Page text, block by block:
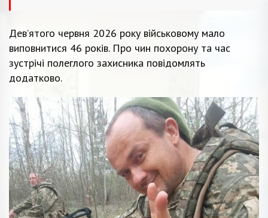
Дев’ятого червня 2026 року військовому мало
виповнитися 46 років. Про чин похорону та час
зустрічі полеглого захисника повідомлять
додатково.